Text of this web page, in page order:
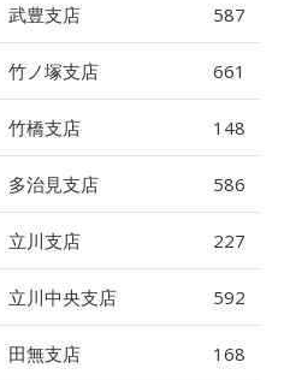
武豊支店 587
竹ノ塚支店 661
竹橋支店 148
多治見支店 586
立川支店 227
立川中央支店 592
田無支店 168